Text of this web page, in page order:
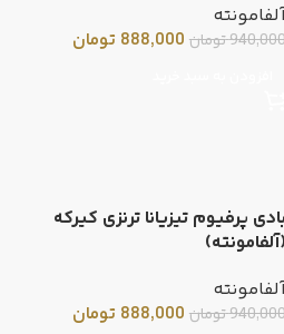
تومان 888,000 تومان
بادی پرفیوم تیزیانا ترنزی کیرکه
(آلفامونته)
تومان 888,000 تومان